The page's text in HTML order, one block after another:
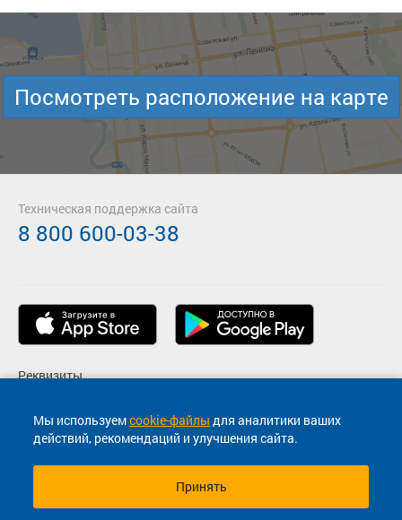
Мы используемcookie-файлы для аналитики ваших
действий, рекомендаций и улучшения сайта.
Принять
Посмотреть расположение на карте
Реквизиты
Пользовательское соглашение
Политика конфиденциальности
Техническая поддержка сайта
8 800 600-03-38
© 2013-2026, ООО "Капитал"- Онлайн сервис продажи